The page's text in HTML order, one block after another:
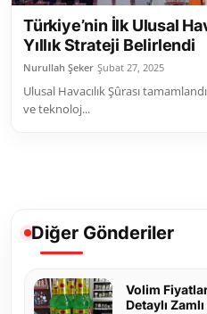
Resmi Reklamlar
Türkiye’nin İlk Ulusal
Yıllık Strateji Belirlendi
Nurullah Şeker Şubat 27, 2025
Ulusal Havacılık Şûrası
ve teknoloj...
Diğer Gönderiler
Volim
Detaylı